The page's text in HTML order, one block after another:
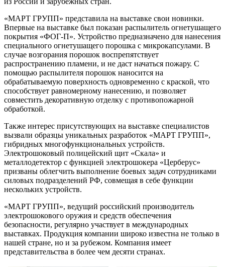
«МАРТ ГРУПП» представила на выставке свои новинки.
Впервые на выставке был показан распылитель огнетушащего
покрытия «ФОГ-П». Устройство предназначено для нанесения
специального огнетушащего порошка с микрокапсулами. В
случае возгорания порошок воспрепятствует
распространению пламени, и не даст начаться пожару. С
помощью распылителя порошок наносится на
обрабатываемую поверхность одновременно с краской, что
способствует равномерному нанесению, и позволяет
совместить декоративную отделку с противопожарной
обработкой.
Также интерес присутствующих на выставке специалистов
вызвали образцы уникальных разработок «МАРТ ГРУПП»,
гибридных многофункциональных устройств.
Электрошоковый полицейский щит «Скала» и
металлодетектор с функцией электрошокера «Церберус»
призваны облегчить выполнение боевых задач сотрудниками
силовых подразделений РФ, совмещая в себе функции
нескольких устройств.
«МАРТ ГРУПП», ведущий российский производитель
электрошокового оружия и средств обеспечения
безопасности, регулярно участвует в международных
выставках. Продукция компании широко известна не только в
нашей стране, но и за рубежом. Компания имеет
представительства в более чем десяти странах.